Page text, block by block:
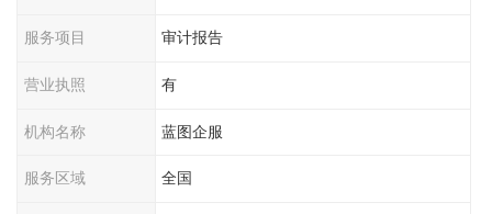
服务项目 审计报告
营业执照 有
机构名称 蓝图企服
服务区域 全国